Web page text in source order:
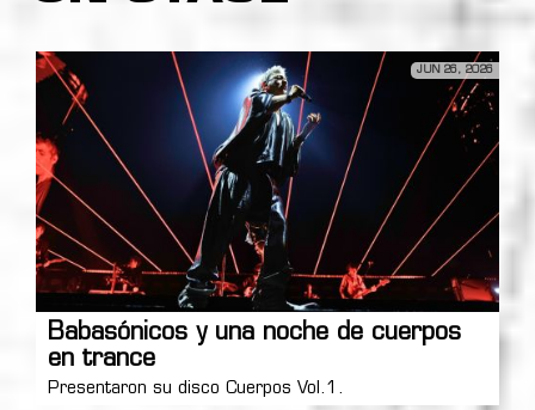
JUN 26, 2026
Babasónicos y una noche de cuerpos
en trance
Presentaron su disco Cuerpos Vol.1.